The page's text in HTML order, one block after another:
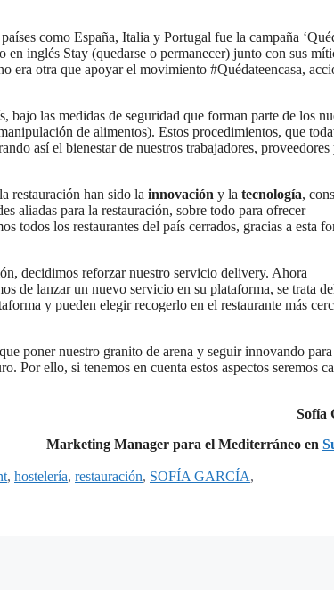
como España, Italia y Portugal fue la campaña
en inglés Stay (quedarse o permanecer) junto con sus
era otra que apoyar el movimiento #Quédateencasa,
bajo las medidas de seguridad que forman parte de los
de alimentos). Estos procedimientos, que
así el bienestar de nuestros trabajadores, proveedores
restauración han sido la innovación y la tecnología,
aliadas para la restauración, sobre todo para ofrecer
todos los restaurantes del país cerrados, gracias a esta
decidimos reforzar nuestro servicio delivery. Ahora
de lanzar un nuevo servicio en su plataforma, se trata
y pueden elegir recogerlo en el restaurante más
poner nuestro granito de arena y seguir innovando
Por ello, si tenemos en cuenta estos aspectos seremos
Sofía
Marketing Manager para el Mediterráneo en
, hostelería, restauración, SOFÍA GARCÍA,